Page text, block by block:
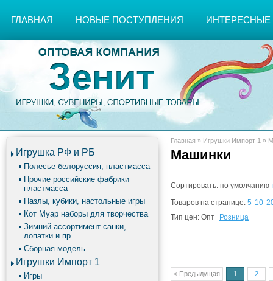
ГЛАВНАЯ НОВЫЕ ПОСТУПЛЕНИЯ
Игрушка РФ и РБ
Полесье белоруссия, пластмасса
Прочие российские фабрики
пластмасса
Пазлы, кубики, настольные игры
Кот Муар наборы для творчества
Зимний ассортимент санки,
лопатки и пр
Сборная модель
Игрушки Импорт 1
Игры
Главная » Игрушки Импорт 1 »
Машинки
Сортировать: по умолчанию
Товаров на странице: 5 10
Тип цен: Опт Розница
< Предыдущая 1 2